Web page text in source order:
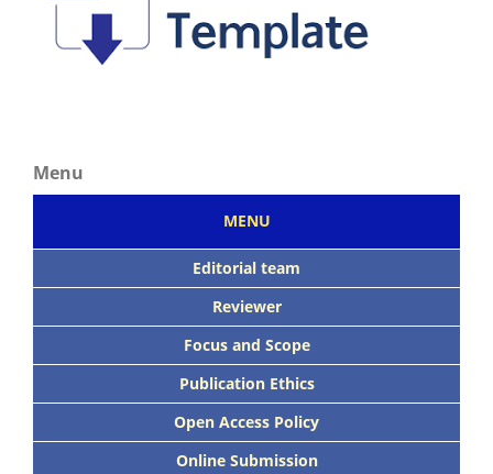
Menu
MENU
Editorial team
Reviewer
Focus and Scope
Publication Ethics
Open Access Policy
Online Submission